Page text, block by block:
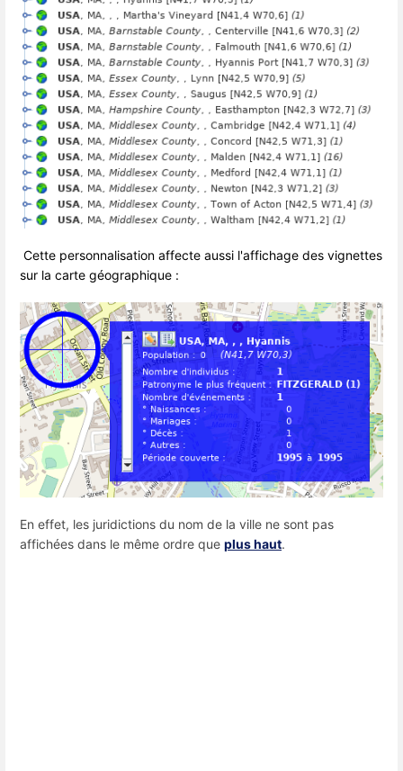
Cette personnalisation affecte aussi l'affichage des vignettes
sur la carte géographique :
En effet, les juridictions du nom de la ville ne sont pas
affichées dans le même ordre que plus haut.